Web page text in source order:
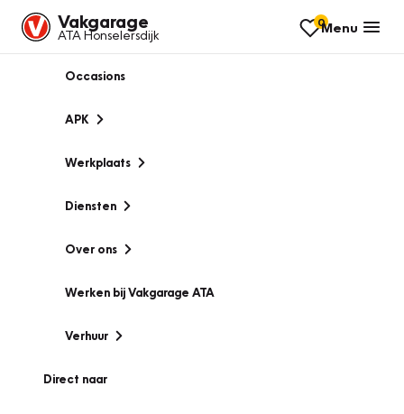
Vakgarage
ATA Honselersdijk
0Menu
Occasions
APK
Werkplaats
Diensten
Over ons
Werken bij Vakgarage ATA
Verhuur
Direct naar